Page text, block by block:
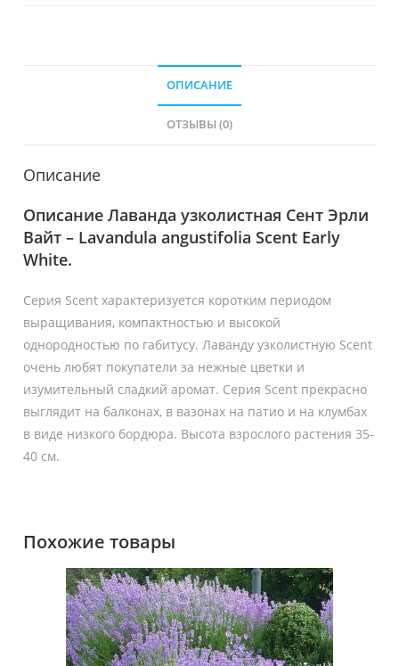
ОПИСАНИЕ
ОТЗЫВЫ (0)
Описание
Описание Лаванда узколистная Сент Эрли
Вайт – Lavandula angustifolia Scent Early
White.
Серия Scent характеризуется коротким периодом
выращивания, компактностью и высокой
однородностью по габитусу. Лаванду узколистную Scent
очень любят покупатели за нежные цветки и
изумительный сладкий аромат. Серия Scent прекрасно
выглядит на балконах, в вазонах на патио и на клумбах
в виде низкого бордюра. Высота взрослого растения 35-
40 см.
Похожие товары